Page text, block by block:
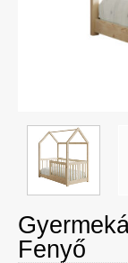
Fenyő